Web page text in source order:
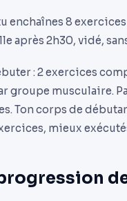
enchaînes 8
après 2h30, vidé,
: 2 exercices
groupe musculaire.
Ton corps de
mieux